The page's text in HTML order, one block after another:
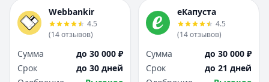
Webbankir
4.5
(14отзывов)
Сумма
до 30 000 ₽
Срок
до 30 дней
еКапуста
4.5
(14отзывов)
Сумма
до 30 000 ₽
Срок
до 21 дней